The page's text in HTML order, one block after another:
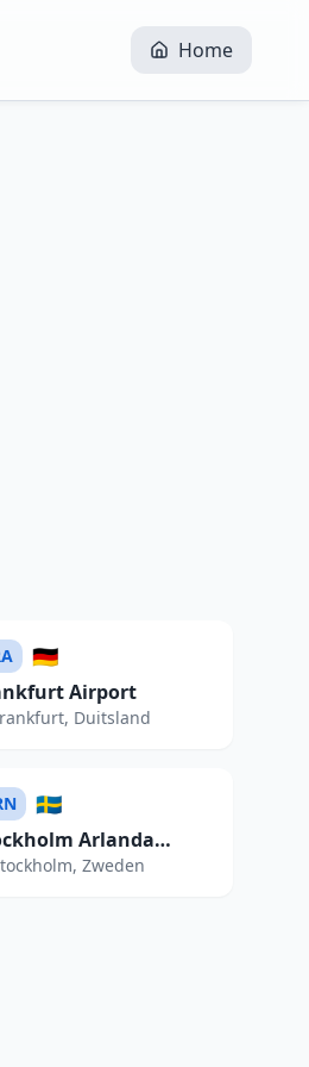
Home
🇩🇪
Airport
, Duitsland
🇸🇪
Arlanda
, Zweden